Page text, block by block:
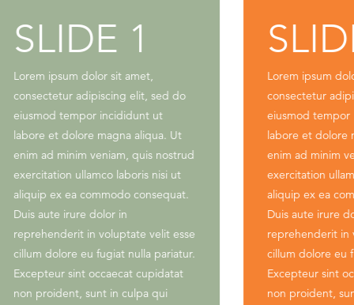
1
ipsum dolor sit amet,
adipiscing elit, sed do
tempor incididunt ut
et dolore magna aliqua. Ut
minim veniam, quis nostrud
ullamco laboris nisi ut
ex ea commodo consequat.
irure dolor in
in voluptate velit esse
dolore eu fugiat nulla pariatur.
sint occaecat cupidatat
sunt in culpa qui
SLIDE
Lorem ipsum dolor sit
consectetur adipiscing
eiusmod tempor
labore et dolore magna
enim ad minim veniam,
exercitation ullamco
aliquip ex ea commodo
Duis aute irure dolor in
reprehenderit in
cillum dolore eu fugiat
Excepteur sint
non proident, sunt in